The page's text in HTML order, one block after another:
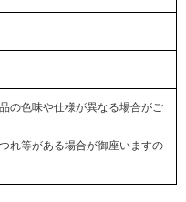
の色味や仕様が異なる場合がご
れ等がある場合が御座いますの